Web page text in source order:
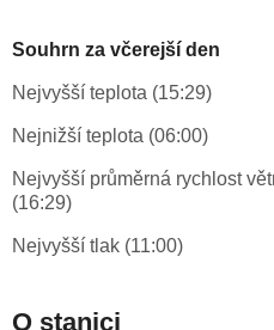
Souhrn za včerejší den
Nejvyšší teplota (15:29)
Nejnižší teplota (06:00)
Nejvyšší průměrná rychlost
(16:29)
Nejvyšší tlak (11:00)
O stanici